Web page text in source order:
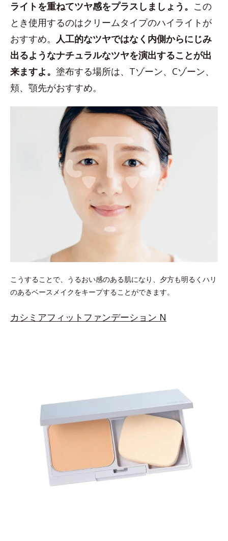
ライトを重ねてツヤ感をプラスしましょう。 この
とき使用するのはクリームタイプのハイライトが
おすすめ。 人工的なツヤではなく内側からにじみ
出るようなナチュラルなツヤを演出することが出
来ますよ。 塗布する場所は、Tゾーン、Cゾーン、
頬、顎先がおすすめ。
こうすることで、うるおい感のある肌になり、夕方も明るくハリ
のあるベースメイクをキープすることができます。
カシミアフィットファンデーション N